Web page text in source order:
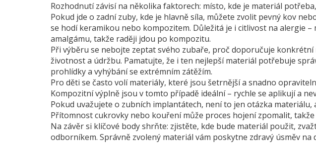
Rozhodnutí závisí na několika faktorech: místo, kde je materiál
Pokud jde o zadní zuby, kde je hlavně síla, můžete zvolit pevný kov
se hodí keramikou nebo kompozitem. Důležitá je i citlivost na alergie
amalgámu, takže raději jdou po kompozitu.
Při výběru se nebojte zeptat svého zubaře, proč doporučuje
životnost a údržbu. Pamatujte, že i ten nejlepší materiál potřebuje
prohlídky a vyhýbání se extrémním zátěžím.
Pro děti se často volí materiály, které jsou šetrnější a snadno
Kompozitní výplně jsou v tomto případě ideální – rychle se aplikují a
Pokud uvažujete o zubních implantátech, není to jen otázka materiálu,
Přítomnost cukrovky nebo kouření může proces hojení zpomalit,
Na závěr si klíčové body shrňte: zjistěte, kde bude materiál použit,
odborníkem. Správně zvolený materiál vám poskytne zdravý úsměv na